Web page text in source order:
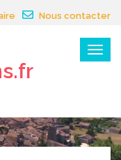
Nous contacter
Menu
×